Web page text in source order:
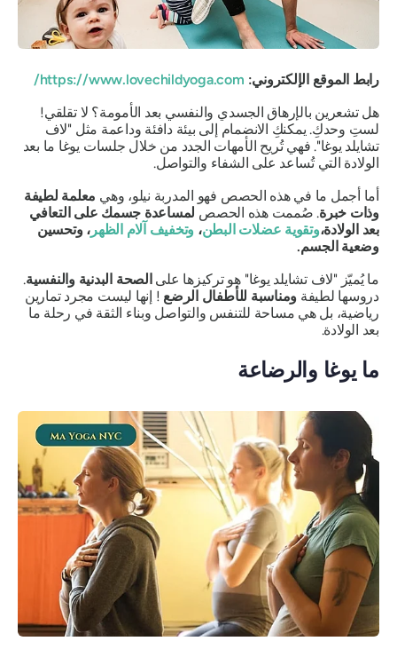
رابط الموقع الإلكتروني: https://www.lovechildyoga.com/
هل تشعرين بالإرهاق الجسدي والنفسي بعد الأمومة؟ لا تقلقي!
لستِ وحدكِ. يمكنكِ الانضمام إلى بيئة دافئة وداعمة مثل "لاف
تشايلد يوغا". فهي تُريح الأمهات الجدد من خلال جلسات يوغا ما بعد
الولادة التي تُساعد على الشفاء والتواصل.
أما أجمل ما في هذه الحصص فهو المدربة نيلو، وهي معلمة لطيفة
وذات خبرة . صُممت هذه الحصص لمساعدة جسمك على التعافي
بعد الولادة،وتقوية عضلات البطن،وتخفيف آلام الظهر، وتحسين
وضعية الجسم.
ما يُميّز "لاف تشايلد يوغا" هو تركيزها على الصحة البدنية والنفسية.
دروسها لطيفةومناسبة للأطفال الرضع! إنها ليست مجرد تمارين
رياضية، بل هي مساحة للتنفس والتواصل وبناء الثقة في رحلة ما
بعد الولادة.
ما يوغا والرضاعة